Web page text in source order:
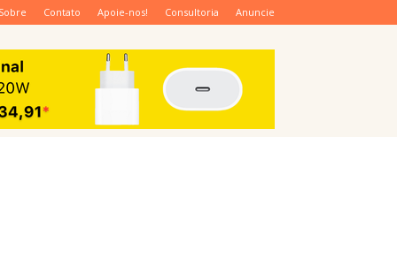
Sobre Contato Apoie-nos! Consultoria Anuncie